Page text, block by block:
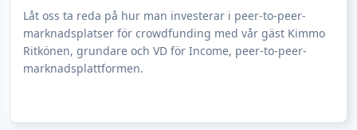
Låt oss ta reda på hur man investerar i peer-to-peer-
marknadsplatser för crowdfunding med vår gäst Kimmo
Ritkönen, grundare och VD för Income, peer-to-peer-
marknadsplattformen.